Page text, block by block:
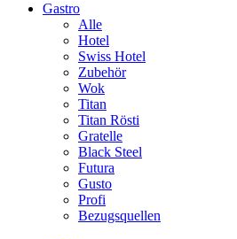
Gastro
Alle
Hotel
Swiss Hotel
Zubehör
Wok
Titan
Titan Rösti
Gratelle
Black Steel
Futura
Gusto
Profi
Bezugsquellen